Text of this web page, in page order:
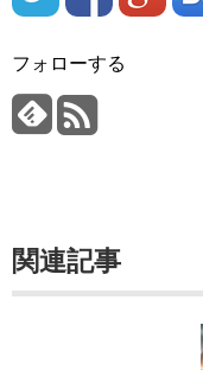
フォローする
関連記事